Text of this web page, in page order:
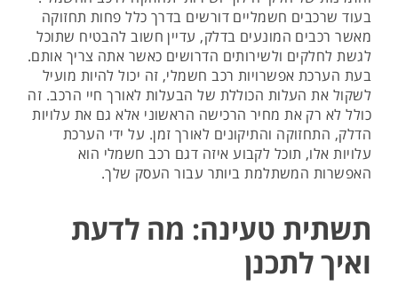
בעוד שרכבים חשמליים דורשים בדרך כלל פחות תחזוקה
מאשר רכבים המונעים בדלק, עדיין חשוב להבטיח שתוכל
לגשת לחלקים ולשירותים הדרושים כאשר אתה צריך אותם.
בעת הערכת אפשרויות רכב חשמלי, זה יכול להיות מועיל
לשקול את העלות הכוללת של הבעלות לאורך חיי הרכב. זה
כולל לא רק את מחיר הרכישה הראשוני אלא גם את עלויות
הדלק, התחזוקה והתיקונים לאורך זמן. על ידי הערכת
עלויות אלו, תוכל לקבוע איזה דגם רכב חשמלי הוא
האפשרות המשתלמת ביותר עבור העסק שלך.
תשתית טעינה: מה לדעת
ואיך לתכנן